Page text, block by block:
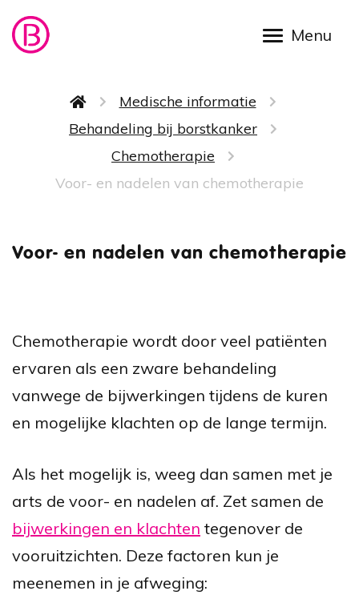
Overslaan en naar de inhoud gaan
Kruimelpad
Medische informatie
Behandeling bij borstkanker
Chemotherapie
Voor- en nadelen van chemotherapie
Voor- en nadelen van chemotherapie
Chemotherapie wordt door veel patiënten
ervaren als een zware behandeling
vanwege de bijwerkingen tijdens de kuren
en mogelijke klachten op de lange termijn.
Als het mogelijk is, weeg dan samen met je
arts de voor- en nadelen af. Zet samen de
bijwerkingen en klachten tegenover de
vooruitzichten. Deze factoren kun je
meenemen in je afweging: